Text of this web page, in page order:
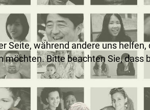
Seite, während andere uns
Bitte beachten Sie,